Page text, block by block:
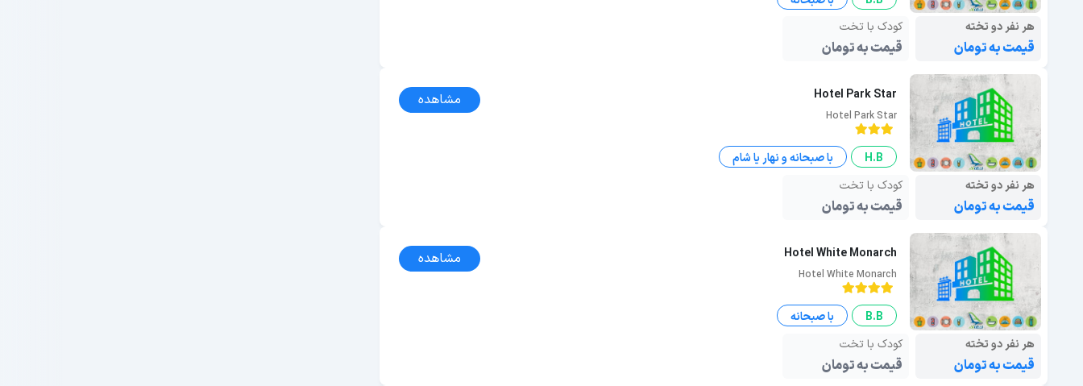
هر نفر دو تخته
قیمت به تومان
کودک با تخت
قیمت به تومان
Hotel Park Star
Hotel Park Star
مشاهده
H.B
با صبحانه و نهار یا شام
هر نفر دو تخته
قیمت به تومان
کودک با تخت
قیمت به تومان
Hotel White Monarch
Hotel White Monarch
مشاهده
B.B
با صبحانه
هر نفر دو تخته
قیمت به تومان
کودک با تخت
قیمت به تومان